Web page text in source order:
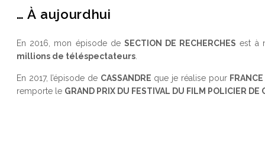
… À aujourdhui
En 2016, mon épisode de SECTION DE RECHERCHES est à
millions de téléspectateurs
En 2017, l’épisode de CASSANDRE que je réalise pour FRANCE
remporte le GRAND PRIX DU FESTIVAL DU FILM POLICIER DE